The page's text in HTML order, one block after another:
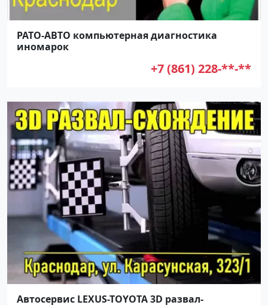
РАТО-АВТО компьютерная диагностика
иномарок
+7 (861) 228-**-**
Автосервис LEXUS-TOYOTA 3D развал-